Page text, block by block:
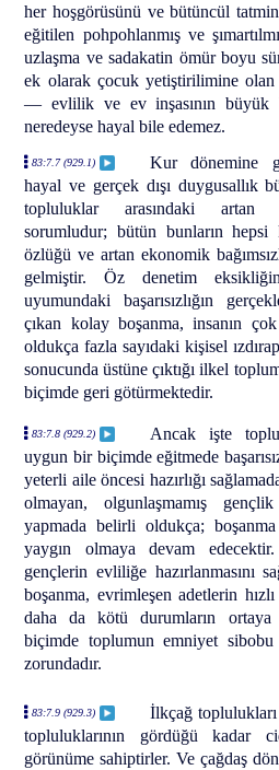
her hoşgörüsünü ve bütüncül
eğitilen pohpohlanmış ve
uzlaşma ve sadakatin ömür boyu
ek olarak çocuk yetiştirilimine olan
— evlilik ve ev inşasının büyük
neredeyse hayal bile edemez.
83:7.7 (929.1)
Kur dönemine
hayal ve gerçek dışı duygusallık
topluluklar arasındaki artan
sorumludur; bütün bunların hepsi
özlüğü ve artan ekonomik
gelmiştir. Öz denetim
uyumundaki başarısızlığın
çıkan kolay boşanma, insanın
oldukça fazla sayıdaki kişisel
sonucunda üstüne çıktığı ilkel
biçimde geri götürmektedir.
83:7.8 (929.2)
Ancak işte
uygun bir biçimde eğitmede
yeterli aile öncesi hazırlığı
olmayan, olgunlaşmamış
yapmada belirli oldukça;
yaygın olmaya devam
gençlerin evliliğe hazırlanmasını
boşanma, evrimleşen adetlerin
daha da kötü durumların ortaya
biçimde toplumun emniyet
zorundadır.
83:7.9 (929.3)
İlkçağ
topluluklarının gördüğü kadar
görünüme sahiptirler. Ve çağdaş